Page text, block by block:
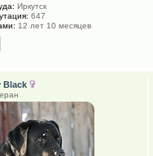
Иркутск
647
12 лет 10 месяцев
Black